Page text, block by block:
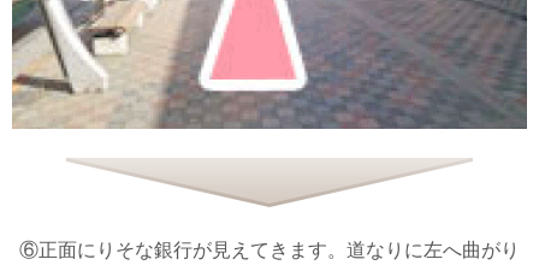
⑥正面にりそな銀行が見えてきます。道なりに左へ曲がり